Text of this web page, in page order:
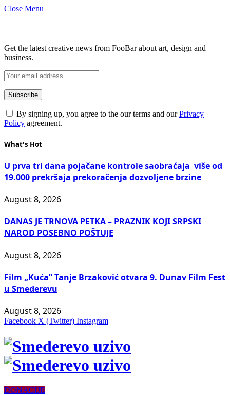
Close Menu
Get the latest creative news from FooBar about art, design and
business.
By signing up, you agree to the our terms and ourPrivacy
Policy agreement.
What's Hot
U prva tri dana pojačane kontrole saobraćaja više od
19.000 prekršaja prekoračenja dozvoljene brzine
August 8, 2026
DANAS JE TRNOVA PETKA – PRAZNIK KOJI SRPSKI
NAROD POSEBNO POŠTUJE
August 8, 2026
Film „Kuća” Tanje Brzaković otvara 9. Dunav Film Fest
u Smederevu
August 8, 2026
Facebook X (Twitter) Instagram
DONACIJE